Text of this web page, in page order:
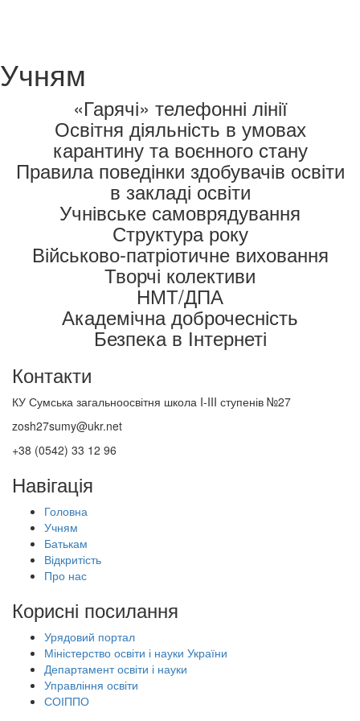
Учням
«Гарячі» телефонні лінії
Освітня діяльність в умовах
карантину та воєнного стану
Правила поведінки здобувачів освіти
в закладі освіти
Учнівське самоврядування
Структура року
Військово-патріотичне виховання
Творчі колективи
НМТ/ДПА
Академічна доброчесність
Безпека в Інтернеті
Контакти
КУ Сумська загальноосвітня школа I-III ступенів №27
zosh27sumy@ukr.net
+38 (0542) 33 12 96
Навігація
Головна
Учням
Батькам
Відкритість
Про нас
Корисні посилання
Урядовий портал
Міністерство освіти і науки України
Департамент освіти і науки
Управління освіти
СОІППО